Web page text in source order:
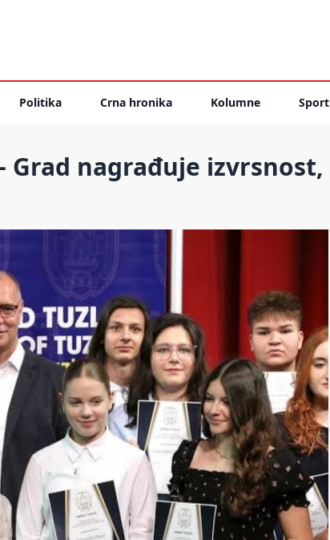
Politika Crna hronika Kolumne Sport
Grad nagrađuje izvrsnost,